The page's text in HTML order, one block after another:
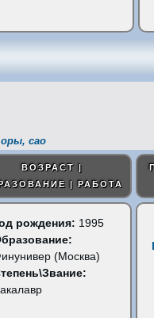
сао
ВОЗРАСТ |
| РАБОТА
рождения: 1995
(Москва)